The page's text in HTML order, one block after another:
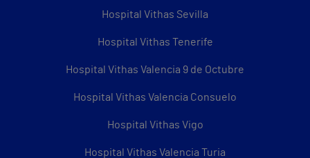
Hospital Vithas Sevilla
Hospital Vithas Tenerife
Hospital Vithas Valencia 9 de Octubre
Hospital Vithas Valencia Consuelo
Hospital Vithas Vigo
Hospital Vithas Valencia Turia